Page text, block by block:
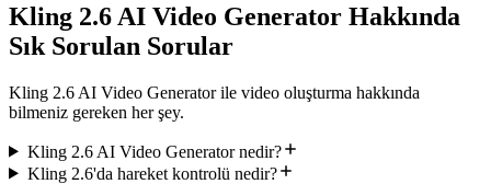
Kling 2.6 AI Video Generator Hakkında
Sık Sorulan Sorular
Kling 2.6 AI Video Generator ile video oluşturma hakkında
bilmeniz gereken her şey.
Kling 2.6 AI Video Generator nedir?
Kling 2.6'da hareket kontrolü nedir?